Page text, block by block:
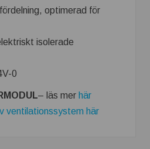
optimerad för
isolerade
0
– läs mer här
ventilationssystem här